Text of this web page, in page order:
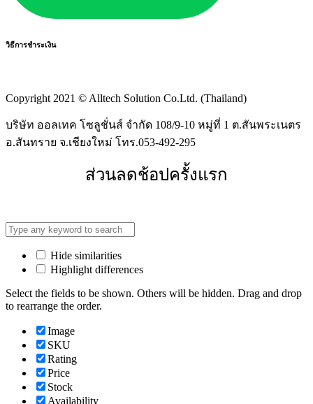
วิธีการชำระเงิน
Copyright 2021 © Alltech Solution Co.Ltd. (Thailand)
บริษัท ออลเทค โซลูชั่นส์ จำกัด 108/9-10 หมู่ที่ 1 ต.สันพระเนตร
อ.สันทราย จ.เชียงใหม่ โทร.053-492-295
ส่วนลดช้อปครั้งแรก
Hide similarities
Highlight differences
Select the fields to be shown. Others will be hidden. Drag and drop
to rearrange the order.
Image
SKU
Rating
Price
Stock
Availability